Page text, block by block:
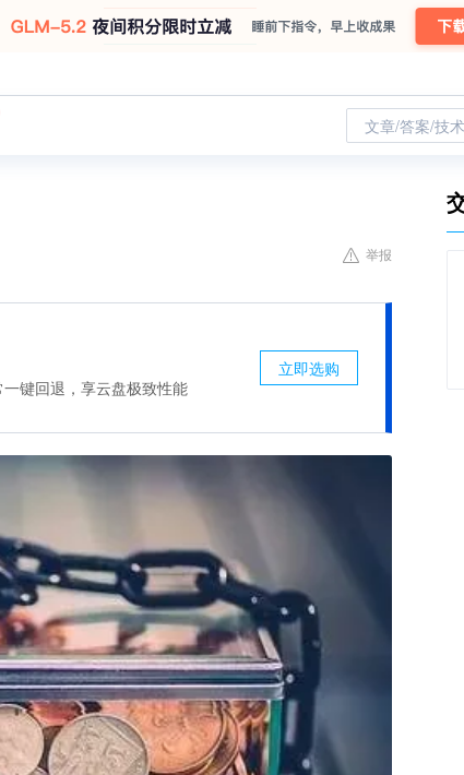
文章/答案/技
举报
键回退，享云盘极致性能
立即选购